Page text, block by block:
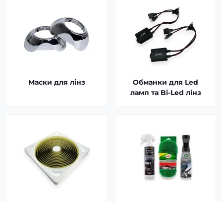
Маски для лінз
Обманки для Led
ламп та Bi-Led лінз